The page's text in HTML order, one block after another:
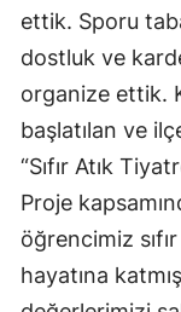
ettik. Sporu
dostluk ve
organize ettik.
başlatılan ve
“Sıfır Atık
Proje
öğrencimiz
hayatına